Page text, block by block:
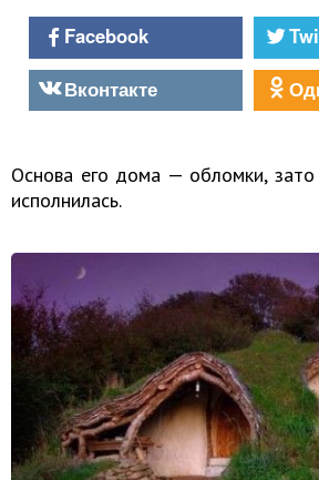
Facebook
Вконтакте
Основа его дома — обломки, зато
исполнилась.